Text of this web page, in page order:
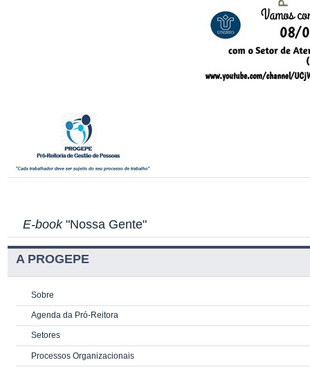
E-book"Nossa Gente"
A PROGEPE
Sobre
Agenda da Pró-Reitora
Setores
Processos Organizacionais